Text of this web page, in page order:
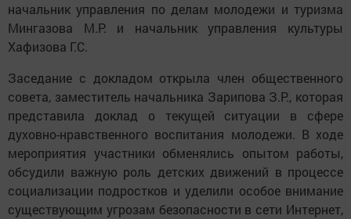
начальник управления по делам молодежи и туризма
Мингазова М.Р. и начальник управления культуры
Хафизова Г.С.
Заседание с докладом открыла член общественного
совета, заместитель начальника Зарипова З.Р., которая
представила доклад о текущей ситуации в сфере
духовно-нравственного воспитания молодежи. В ходе
мероприятия участники обменялись опытом работы,
обсудили важную роль детских движений в процессе
социализации подростков и уделили особое внимание
существующим угрозам безопасности в сети Интернет,